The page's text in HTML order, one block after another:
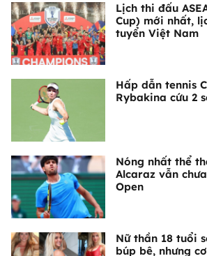
Lịch thi đấu
Cup) mới nhất,
tuyển Việt Nam
Hấp dẫn tennis
Rybakina cứu 2
Nóng nhất thể
Alcaraz vẫn
Open
Nữ thần 18 tuổi
búp bê, nhưng